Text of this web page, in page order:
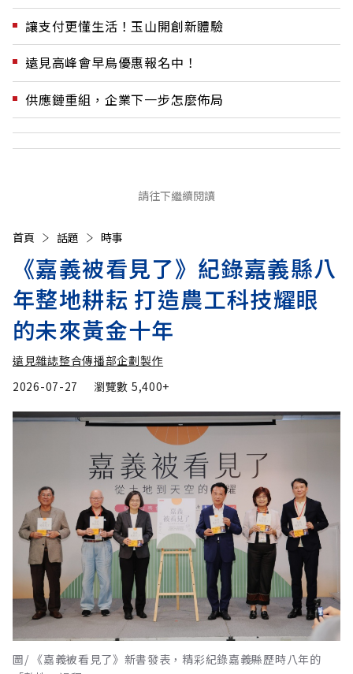
讓支付更懂生活！玉山開創新體驗
遠見高峰會早鳥優惠報名中！
供應鏈重組，企業下一步怎麼佈局
請往下繼續閱讀
首頁 話題 時事
《嘉義被看見了》紀錄嘉義縣八
年整地耕耘 打造農工科技耀眼
的未來黃金十年
遠見雜誌整合傳播部企劃製作
2026-07-27
瀏覽數 5,400+
圖/ 《嘉義被看見了》新書發表，精彩紀錄嘉義縣歷時八年的